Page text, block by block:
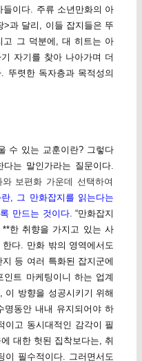
이다. 주류 소년만화의 아
>과 달리, 이들 잡지들은 뚜
고 그 덕분에, 대 히트는 아
자기를 찾아 나아가며 더
뚜렷한 독자층과 목적성의
수 있는 교훈이란? 그렇다
는 말인가라는 질문이다.
보편화 가운데 선택하여
란, 그 만화잡지를 읽는다는
만드는 것이다. “만화잡지
한 취향을 가지고 있는 사
다. 만화 밖의 영역에서도
등 여러 특화된 잡지군에
트 마케팅이니 하는 업계
이 방향을 성공시키기 위해
동안 내내 유지되어야 하
이고 동시대적인 감각이 필
대한 헛된 집착보다는, 취
이 필수적이다. 그러면서도